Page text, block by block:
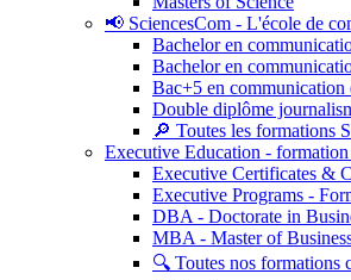
📢 SciencesCom - L'école de
Bachelor en
Bachelor en
Bac+5 en communication
Double diplôme
🔎 Toutes les formations
Executive Education -
Executive Certificates &
Executive Programs -
DBA - Doctorate in
MBA - Master of
🔍 Toutes nos formations